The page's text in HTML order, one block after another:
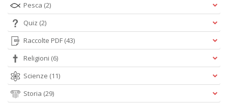
Pesca (2)
Quiz (2)
Raccolte PDF (43)
Religioni (6)
Scienze (11)
Storia (29)